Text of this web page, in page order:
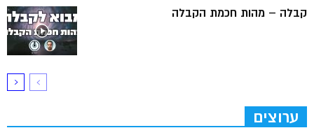
קבלה – מהות חכמת הקבלה
ערוצים